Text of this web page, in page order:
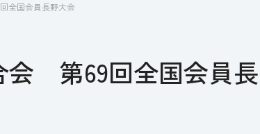
全国会員長野大会
会 第69回全国会員長